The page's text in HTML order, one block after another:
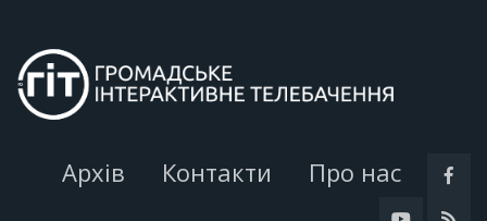
Архів Контакти Про нас